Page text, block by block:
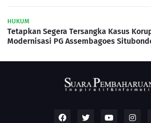
HUKUM
Tetapkan Segera Tersangka Kasus
Modernisasi PG Assembagoes